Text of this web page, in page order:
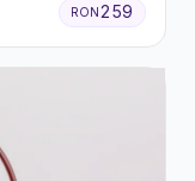
RON259